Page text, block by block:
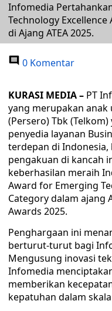
Infomedia
Technology
di Ajang ATEA 2025.
0 Komentar
KURASI MEDIA – PT
yang merupakan anak
(Persero) Tbk
penyedia layanan
terdepan di
pengakuan di kancah
keberhasilan meraih
Award for Emerging
Category dalam ajang
Awards 2025.
Penghargaan ini
berturut-turut bagi
Mengusung inovasi
Infomedia
memberikan
kepatuhan dalam skala